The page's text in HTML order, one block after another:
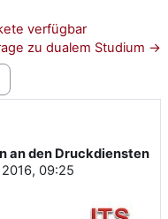
verfügbar
zu dualem Studium →
an den Druckdiensten
09:25